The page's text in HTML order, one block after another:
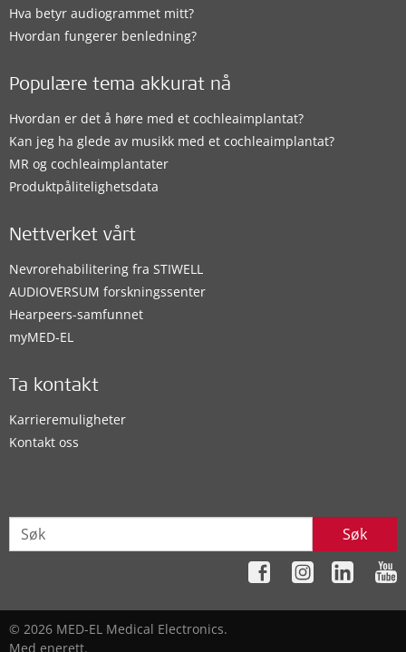
Hva betyr audiogrammet mitt?
Hvordan fungerer benledning?
Populære tema akkurat nå
Hvordan er det å høre med et cochleaimplantat?
Kan jeg ha glede av musikk med et cochleaimplantat?
MR og cochleaimplantater
Produktpålitelighetsdata
Nettverket vårt
Nevrorehabilitering fra STIWELL
AUDIOVERSUM forskningssenter
Hearpeers-samfunnet
myMED‑EL
Ta kontakt
Karrieremuligheter
Kontakt oss
Søk
© 2026 MED-EL Medical Electronics.
Med enerett.